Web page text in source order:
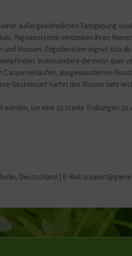
außergewöhnlichen Farbgebung
Pagodensteine verdanken ihren
Moosen. Pagodenstein eignet sich
Insbesondere die meist quer
ausgewaschenen
Gesteinsart härtet das Wasser sehr
um eine zu starke Trübungen zu
, Deutschland | E-Mail: